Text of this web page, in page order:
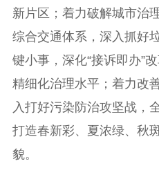
新片区；着力破解城市治
综合交通体系，深入抓好
键小事，深化“接诉即办”
精细化治理水平；着力改
入打好污染防治攻坚战，
打造春新彩、夏浓绿、秋
貌。